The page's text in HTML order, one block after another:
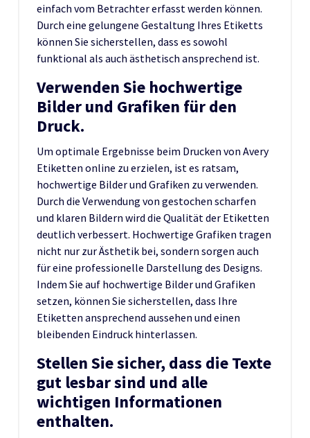
einfach vom Betrachter erfasst werden können.
Durch eine gelungene Gestaltung Ihres Etiketts
können Sie sicherstellen, dass es sowohl
funktional als auch ästhetisch ansprechend ist.
Verwenden Sie hochwertige
Bilder und Grafiken für den
Druck.
Um optimale Ergebnisse beim Drucken von Avery
Etiketten online zu erzielen, ist es ratsam,
hochwertige Bilder und Grafiken zu verwenden.
Durch die Verwendung von gestochen scharfen
und klaren Bildern wird die Qualität der Etiketten
deutlich verbessert. Hochwertige Grafiken tragen
nicht nur zur Ästhetik bei, sondern sorgen auch
für eine professionelle Darstellung des Designs.
Indem Sie auf hochwertige Bilder und Grafiken
setzen, können Sie sicherstellen, dass Ihre
Etiketten ansprechend aussehen und einen
bleibenden Eindruck hinterlassen.
Stellen Sie sicher, dass die Texte
gut lesbar sind und alle
wichtigen Informationen
enthalten.